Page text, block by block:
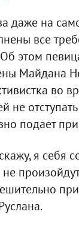
даже на
все
этом
Майдана
во
не
подает
я себя